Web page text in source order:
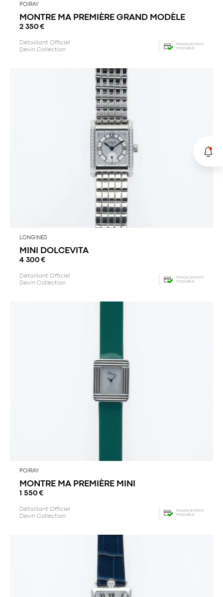
POIRAY
MONTRE MA PREMIÈRE GRAND MODÈLE
2 350 €
Détaillant Officiel
Devin Collection
FINANCEMENT
POSSIBLE
LONGINES
MINI DOLCEVITA
4 300 €
Détaillant Officiel
Devin Collection
FINANCEMENT
POSSIBLE
POIRAY
MONTRE MA PREMIÈRE MINI
1 550 €
Détaillant Officiel
Devin Collection
FINANCEMENT
POSSIBLE